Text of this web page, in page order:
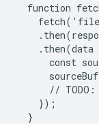
function
.then(data
const
// TODO:
    });
  }